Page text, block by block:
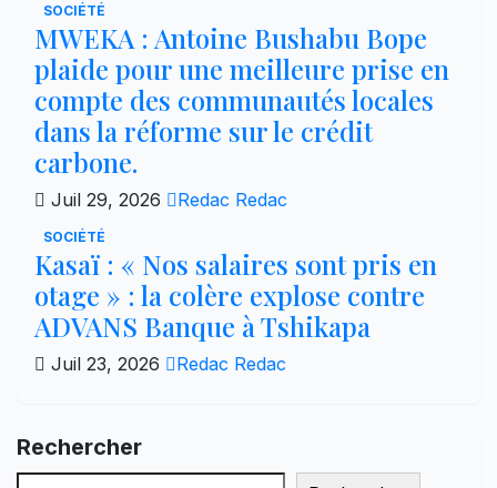
SOCIÉTÉ
MWEKA : Antoine Bushabu Bope
plaide pour une meilleure prise en
compte des communautés locales
dans la réforme sur le crédit
carbone.
Juil 29, 2026 Redac Redac
SOCIÉTÉ
Kasaï : « Nos salaires sont pris en
otage » : la colère explose contre
ADVANS Banque à Tshikapa
Juil 23, 2026 Redac Redac
Rechercher